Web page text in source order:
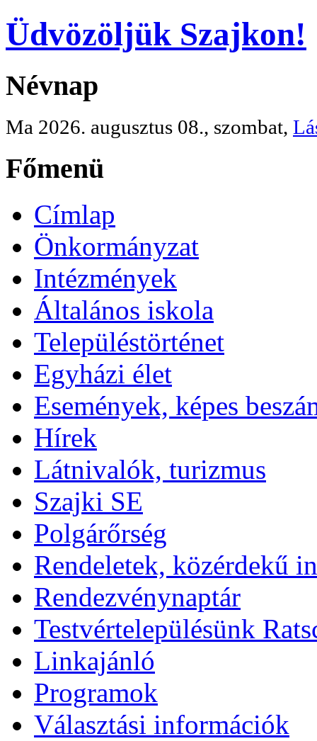
Üdvözöljük Szajkon!
Névnap
Ma 2026. augusztus 08., szombat,
Főmenü
Címlap
Önkormányzat
Intézmények
Általános iskola
Településtörténet
Egyházi élet
Események, képes
Hírek
Látnivalók, turizmus
Szajki SE
Polgárőrség
Rendeletek, közérdekű
Rendezvénynaptár
Testvértelepülésünk
Linkajánló
Programok
Választási információk